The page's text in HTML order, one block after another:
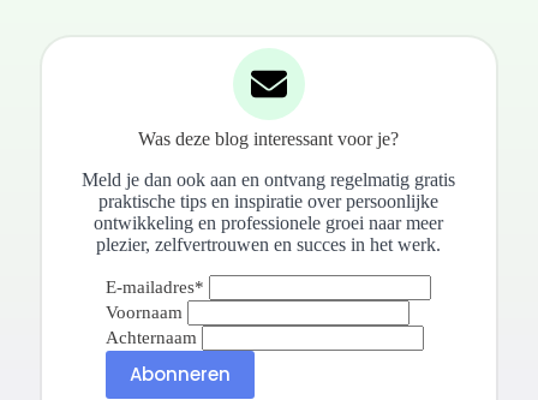
Was deze blog interessant voor je?
Meld je dan ook aan en ontvang regelmatig gratis
praktische tips en inspiratie over persoonlijke
ontwikkeling en professionele groei naar meer
plezier, zelfvertrouwen en succes in het werk.
E-mailadres*
Voornaam
Achternaam
Abonneren